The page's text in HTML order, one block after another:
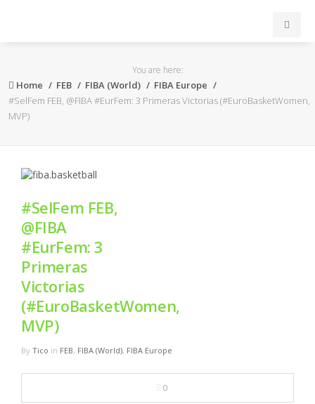
ACB
FEB
FIBA
OTROS
FORMACIÓN
NBA
MULTIMEDIA
You are here:
Home FEB FIBA (World)
FIBA Europe
#SelFem FEB, @FIBA #EurFem: 3 Primeras Victorias (#EuroBasketWomen,
MVP)
#SelFem FEB,
@FIBA
#EurFem: 3
Primeras
Victorias
(#EuroBasketWomen,
MVP)
By Tico in FEB, FIBA (World), FIBA Europe
0